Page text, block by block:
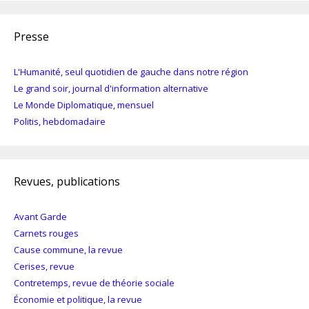
Presse
L'Humanité, seul quotidien de gauche dans notre région
Le grand soir, journal d'information alternative
Le Monde Diplomatique, mensuel
Politis, hebdomadaire
Revues, publications
Avant Garde
Carnets rouges
Cause commune, la revue
Cerises, revue
Contretemps, revue de théorie sociale
Économie et politique, la revue